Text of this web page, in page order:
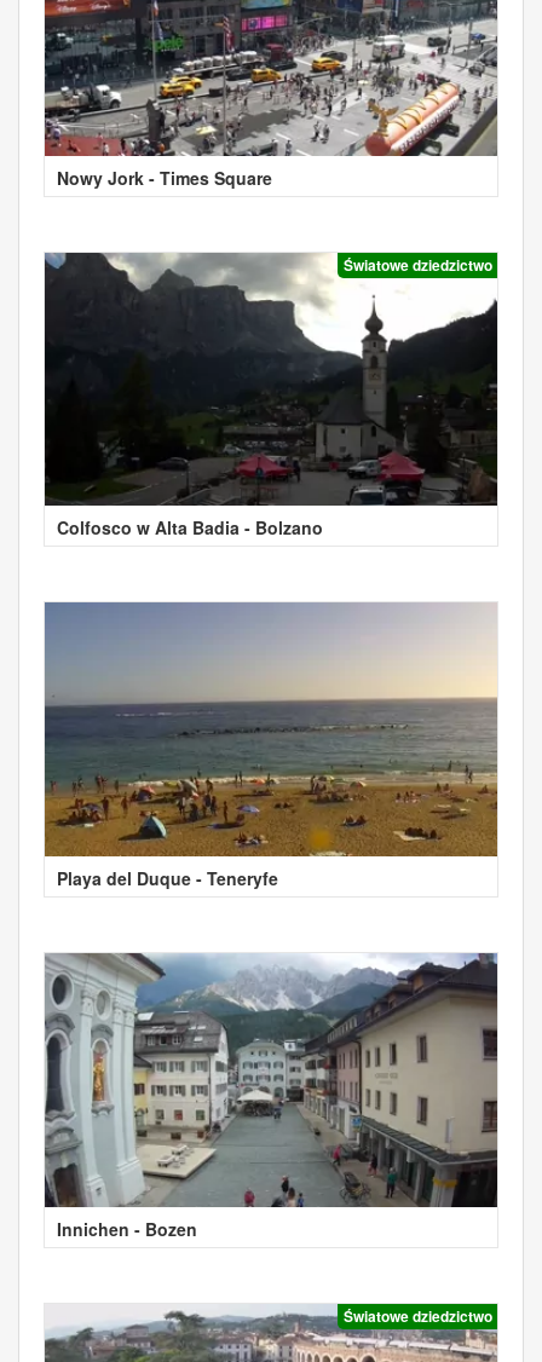
Nowy Jork - Times Square
Światowe dziedzictwo
Colfosco w Alta Badia - Bolzano
Playa del Duque - Teneryfe
Innichen - Bozen
Światowe dziedzictwo